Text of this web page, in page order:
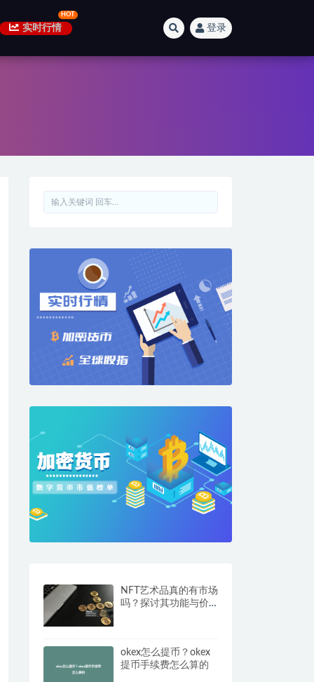
实时行情 登录
NFT艺术品真的有市场
吗？探讨其功能与价
okex怎么提币？okex
提币手续费怎么算的